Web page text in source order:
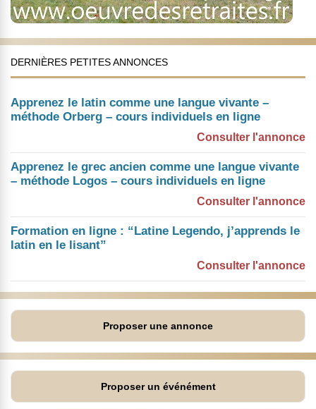
DERNIÈRES PETITES ANNONCES
Apprenez le latin comme une langue vivante –
méthode Orberg – cours individuels en ligne
Consulter l'annonce
Apprenez le grec ancien comme une langue vivante
– méthode Logos – cours individuels en ligne
Consulter l'annonce
Formation en ligne : “Latine Legendo, j’apprends le
latin en le lisant”
Consulter l'annonce
Proposer une annonce
Proposer un événément